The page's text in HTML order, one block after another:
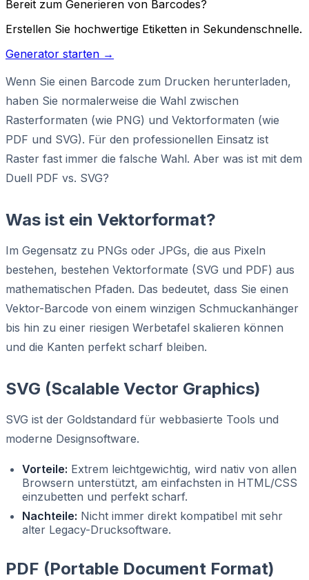
Bereit zum Generieren von Barcodes?
Erstellen Sie hochwertige Etiketten in Sekundenschnelle.
Generator starten →
Wenn Sie einen Barcode zum Drucken herunterladen,
haben Sie normalerweise die Wahl zwischen
Rasterformaten (wie PNG) und Vektorformaten (wie
PDF und SVG). Für den professionellen Einsatz ist
Raster fast immer die falsche Wahl. Aber was ist mit dem
Duell PDF vs. SVG?
Was ist ein Vektorformat?
Im Gegensatz zu PNGs oder JPGs, die aus Pixeln
bestehen, bestehen Vektorformate (SVG und PDF) aus
mathematischen Pfaden. Das bedeutet, dass Sie einen
Vektor-Barcode von einem winzigen Schmuckanhänger
bis hin zu einer riesigen Werbetafel skalieren können
und die Kanten perfekt scharf bleiben.
SVG (Scalable Vector Graphics)
SVG ist der Goldstandard für webbasierte Tools und
moderne Designsoftware.
Vorteile: Extrem leichtgewichtig, wird nativ von allen
Browsern unterstützt, am einfachsten in HTML/CSS
einzubetten und perfekt scharf.
Nachteile: Nicht immer direkt kompatibel mit sehr
alter Legacy-Drucksoftware.
PDF (Portable Document Format)